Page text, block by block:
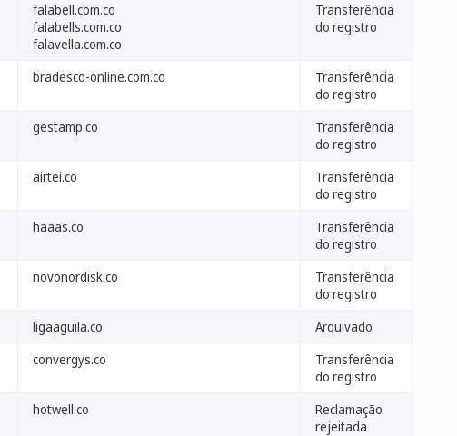
falabell.com.co
falabells.com.co
falavella.com.co
Transferência
do registro
bradesco-online.com.co
Transferência
do registro
gestamp.co
Transferência
do registro
airtei.co
Transferência
do registro
haaas.co
Transferência
do registro
novonordisk.co
Transferência
do registro
ligaaguila.co
Arquivado
convergys.co
Transferência
do registro
hotwell.co
Reclamação
rejeitada